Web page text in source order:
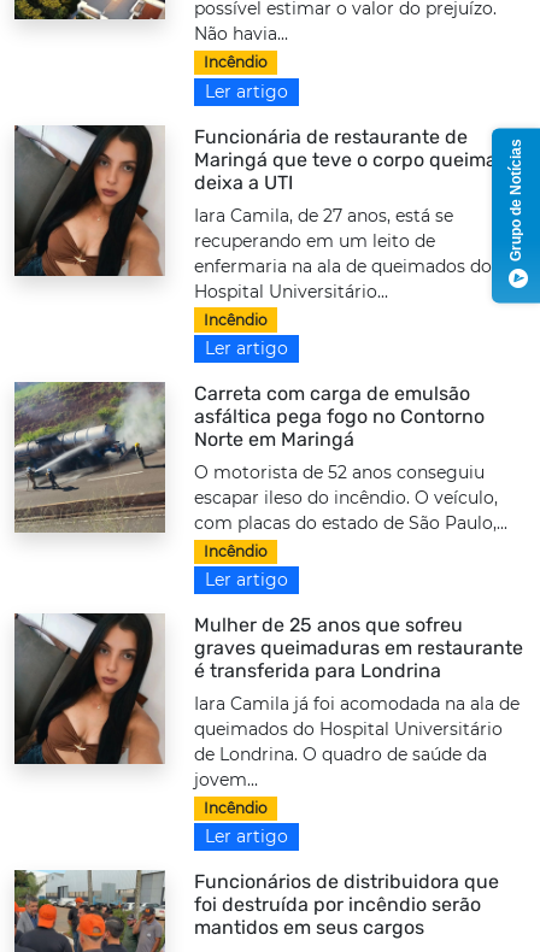
possível estimar o valor do prejuízo.
Não havia...
Incêndio
Ler artigo
Funcionária de restaurante de
Maringá que teve o corpo queimado
deixa a UTI
Iara Camila, de 27 anos, está se
recuperando em um leito de
enfermaria na ala de queimados do
Hospital Universitário...
Incêndio
Ler artigo
Carreta com carga de emulsão
asfáltica pega fogo no Contorno
Norte em Maringá
O motorista de 52 anos conseguiu
escapar ileso do incêndio. O veículo,
com placas do estado de São Paulo,...
Incêndio
Ler artigo
Mulher de 25 anos que sofreu
graves queimaduras em restaurante
é transferida para Londrina
Iara Camila já foi acomodada na ala de
queimados do Hospital Universitário
de Londrina. O quadro de saúde da
jovem...
Incêndio
Ler artigo
Funcionários de distribuidora que
foi destruída por incêndio serão
mantidos em seus cargos
Grupo de Notícias